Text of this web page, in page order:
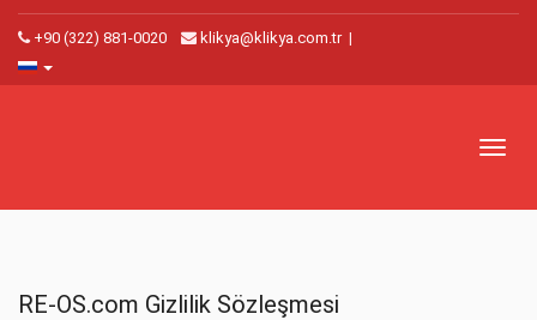
+90 (322) 881-0020 klikya@klikya.com.tr|
RE-OS.com Gizlilik Sözleşmesi